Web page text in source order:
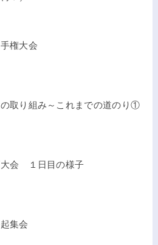
権大会
の取り組み～これまでの道のり①
大会 １日目の様子
集会